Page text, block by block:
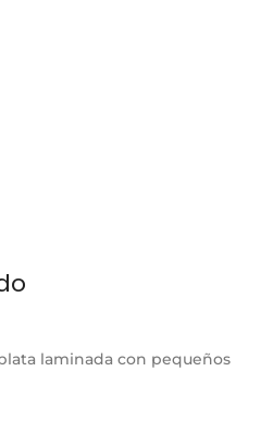
laminada con pequeños